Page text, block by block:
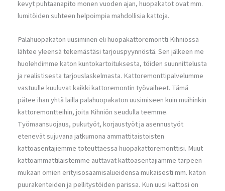
kevyt puhtaanapito monen vuoden ajan, huopakatot ovat mm.
lumitöiden suhteen helpoimpia mahdollisia kattoja.
Palahuopakaton uusiminen eli huopakattoremontti Kihniössä
lähtee yleensä tekemästäsi tarjouspyynnöstä. Sen jälkeen me
huolehdimme katon kuntokartoituksesta, töiden suunnittelusta
ja realistisesta tarjouslaskelmasta. Kattoremonttipalvelumme
vastuulle kuuluvat kaikki kattoremontin työvaiheet. Tämä
pätee ihan yhtä lailla palahuopakaton uusimiseen kuin muihinkin
kattoremontteihin, joita Kihniön seudulla teemme.
Työmaansuojaus, pukutyöt, korjaustyöt ja asennustyöt
etenevät sujuvana jatkumona ammattitaistoisten
kattoasentajiemme toteuttaessa huopakattoremonttisi. Muut
kattoammattilaistemme auttavat kattoasentajiamme tarpeen
mukaan omien erityisosaamisalueidensa mukaisesti mm. katon
puurakenteiden ja pellitystöiden parissa. Kun uusi kattosi on